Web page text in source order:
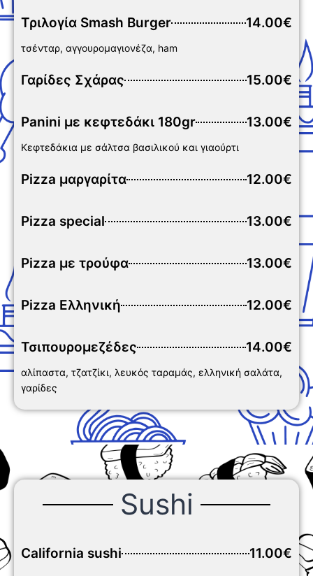
Τριλογία Smash Burger 14.00€
τσένταρ, αγγουρομαγιονέζα, ham
Γαρίδες Σχάρας 15.00€
Panini με κεφτεδάκι 180gr 13.00€
Κεφτεδάκια με σάλτσα βασιλικού και γιαούρτι
Pizza μαργαρίτα 12.00€
Pizza special 13.00€
Pizza με τρούφα 13.00€
Pizza Ελληνική 12.00€
Τσιπουρομεζέδες 14.00€
αλίπαστα, τζατζίκι, λευκός ταραμάς, ελληνική σαλάτα,
γαρίδες
Sushi
California sushi 11.00€